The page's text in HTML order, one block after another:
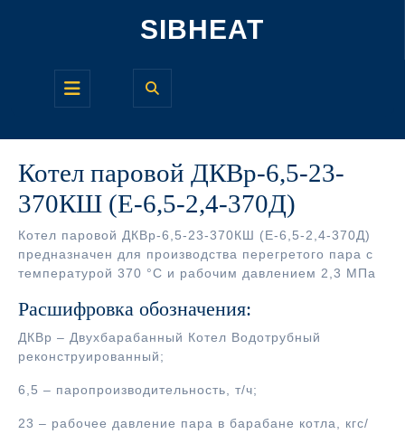
SIBHEAT
Кнопка
Котел паровой ДКВр-6,5-23-
370КШ (Е-6,5-2,4-370Д)
Котел паровой ДКВр-6,5-23-370КШ (Е-6,5-2,4-370Д)
предназначен для производства перегретого пара с
температурой 370 °С и рабочим давлением 2,3 МПа
Расшифровка обозначения:
ДКВр – Двухбарабанный Котел Водотрубный
реконструированный;
6,5 – паропроизводительность, т/ч;
23 – рабочее давление пара в барабане котла, кгс/